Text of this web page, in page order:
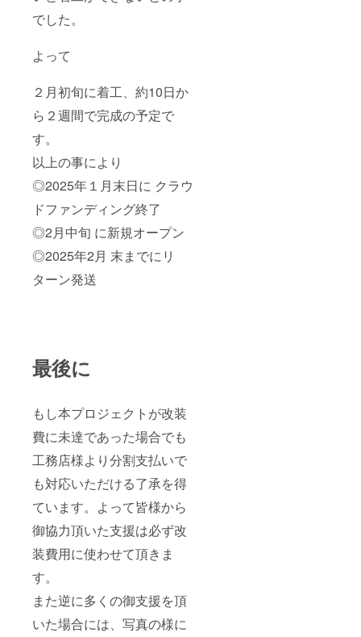
でした。
よって
２月初旬に着工、約10日か
ら２週間で完成の予定で
す。
以上の事により
◎2025年１月末日に クラウ
ドファンディング終了
◎2月中旬 に新規オープン
◎2025年2月 末までにリ
ターン発送
最後に
もし本プロジェクトが改装
費に未達であった場合でも
工務店様より分割支払いで
も対応いただける了承を得
ています。よって皆様から
御協力頂いた支援は必ず改
装費用に使わせて頂きま
す。
また逆に多くの御支援を頂
いた場合には、写真の様に